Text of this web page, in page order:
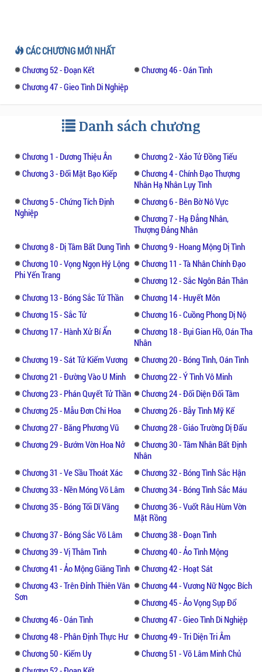
CÁC CHƯƠNG MỚI NHẤT
Chương 52 - Đoạn Kết
Chương 46 - Oán Tình
Chương 47 - Gieo Tình Di Nghiệp
Danh sách chương
Chương 1 - Dương Thiệu Ân
Chương 2 - Xảo Tử Đồng Tiếu
Chương 3 - Đối Mặt Bạo Kiếp
Chương 4 - Chính Đạo Thượng
Nhân Hạ Nhân Lụy Tình
Chương 5 - Chứng Tích Định
Nghiệp
Chương 6 - Bên Bờ Nô Vực
Chương 7 - Hạ Đẳng Nhân,
Thượng Đảng Nhân
Chương 8 - Dị Tâm Bất Dung Tình
Chương 9 - Hoang Mộng Dị Tình
Chương 10 - Vọng Ngọn Hý Lộng
Phi Yến Trang
Chương 11 - Tà Nhân Chính Đạo
Chương 12 - Sắc Ngôn Bản Thân
Chương 13 - Bóng Sắc Tử Thần
Chương 14 - Huyết Môn
Chương 15 - Sắc Tử
Chương 16 - Cuồng Phong Dị Nộ
Chương 17 - Hành Xử Bí Ẩn
Chương 18 - Bụi Gian Hồ, Oán Tha
Nhân
Chương 19 - Sát Tử Kiếm Vương
Chương 20 - Bóng Tình, Oán Tình
Chương 21 - Đường Vào U Minh
Chương 22 - Ý Tình Vô Minh
Chương 23 - Phán Quyết Tử Thần
Chương 24 - Đối Diện Đối Tâm
Chương 25 - Mẫu Đơn Chi Hoa
Chương 26 - Bẫy Tình Mỹ Kế
Chương 27 - Băng Phương Vũ
Chương 28 - Giáo Trường Dị Đấu
Chương 29 - Bướm Vờn Hoa Nở
Chương 30 - Tâm Nhân Bất Định
Nhân
Chương 31 - Ve Sầu Thoát Xác
Chương 32 - Bóng Tình Sắc Hận
Chương 33 - Nền Móng Võ Lâm
Chương 34 - Bóng Tình Sắc Máu
Chương 35 - Bóng Tối Dĩ Vãng
Chương 36 - Vuốt Râu Hùm Vờn
Mặt Rồng
Chương 37 - Bóng Sắc Võ Lâm
Chương 38 - Đoạn Tình
Chương 39 - Vị Thâm Tình
Chương 40 - Ảo Tình Mộng
Chương 41 - Ảo Mộng Giăng Tình
Chương 42 - Hoạt Sát
Chương 43 - Trên Đỉnh Thiên Vân
Sơn
Chương 44 - Vương Nữ Ngọc Bích
Chương 45 - Ảo Vọng Sụp Đổ
Chương 46 - Oán Tình
Chương 47 - Gieo Tình Di Nghiệp
Chương 48 - Phân Định Thực Hư
Chương 49 - Tri Diện Tri Âm
Chương 50 - Kiếm Uy
Chương 51 - Võ Lâm Minh Chủ